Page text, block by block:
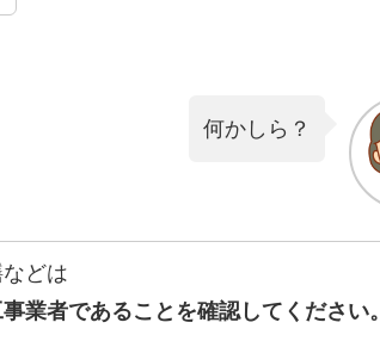
何かしら？
どは
業者であることを確認してください。